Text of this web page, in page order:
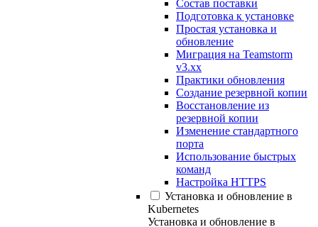
Состав поставки
Подготовка к установке
Простая установка и
обновление
Миграция на Teamstorm
v3.xx
Практики обновления
Создание резервной копии
Восстановление из
резервной копии
Изменение стандартного
порта
Использование быстрых
команд
Настройка HTTPS
Установка и обновление в
Kubernetes
Установка и обновление в